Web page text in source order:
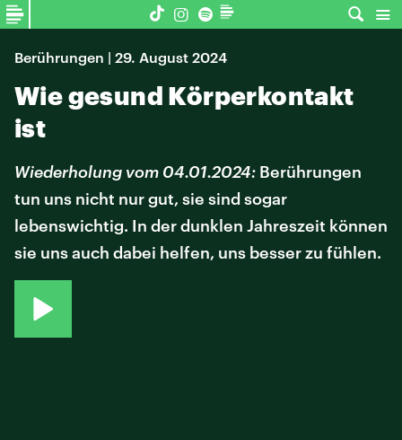
Berührungen | 29. August 2024
Wie gesund Körperkontakt
ist
Wiederholung vom 04.01.2024: Berührungen
tun uns nicht nur gut, sie sind sogar
lebenswichtig. In der dunklen Jahreszeit können
sie uns auch dabei helfen, uns besser zu fühlen.